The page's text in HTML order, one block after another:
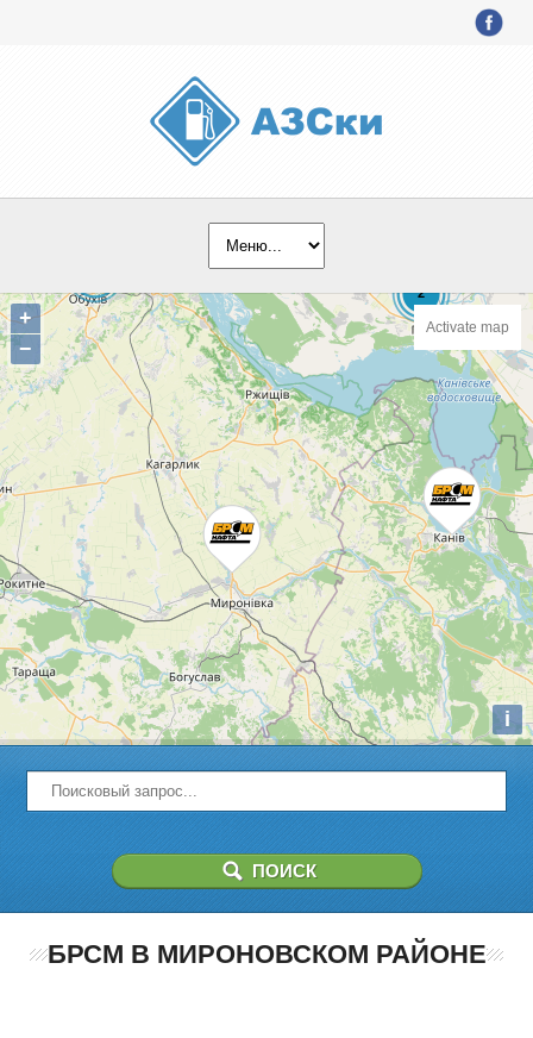
+
−
i
Activate map
БРСМ В МИРОНОВСКОМ РАЙОНЕ